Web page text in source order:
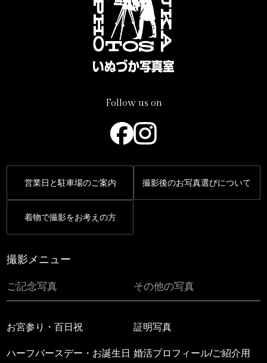
Follow us on
営業日と駐車場のご案内 撮影後のお写真選びについて
着物で撮影をお考えの方
撮影メニュー
ご記念写真
お宮参り・百日祝
ハーフバースデー・お誕生日
その他の写真
証明写真
婚活プロフィール/ご紹介用